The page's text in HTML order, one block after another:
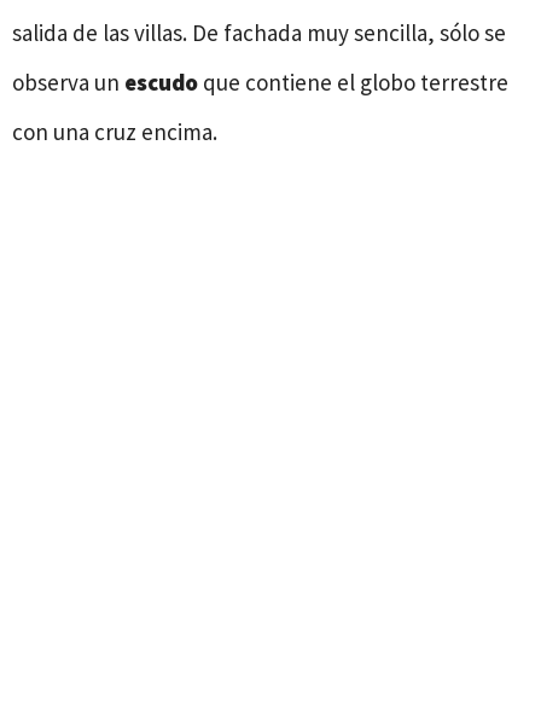
salida de las villas. De fachada muy sencilla, sólo se
observa un escudo que contiene el globo terrestre
con una cruz encima.